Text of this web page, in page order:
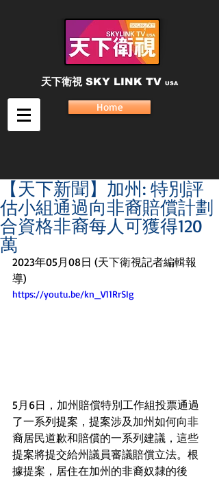
天下衛視 SKY LINK TV USA
Home
【天下新聞】加州: 特別評
估小組通過向非裔賠償計劃
合資格非裔每人可獲得120
萬
2023年05月08日 (天下衛視記者編輯報
導)
https://youtu.be/kn_V11RrSIg
5月6日，加州賠償特別工作組投票通過
了一系列提案，提案涉及加州如何向非
裔居民道歉和賠償的一系列建議，這些
提案將提交給州議員審議賠償立法。根
據提案，居住在加州的非裔奴隸的後